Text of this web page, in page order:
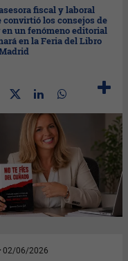
fiscal y laboral
convirtió los consejos de
en un fenómeno editorial
en la Feria del Libro
02/06/2026